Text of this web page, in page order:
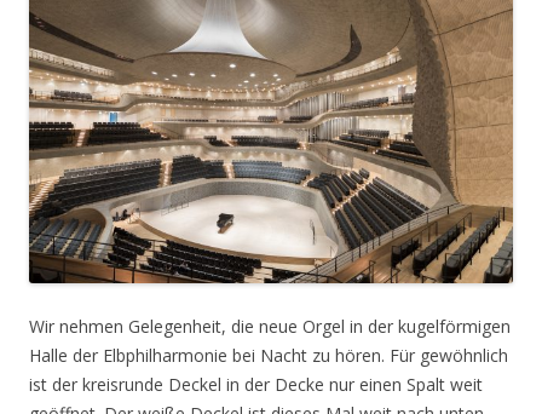
Wir nehmen Gelegenheit, die neue Orgel in der kugelförmigen
Halle der Elbphilharmonie bei Nacht zu hören. Für gewöhnlich
ist der kreisrunde Deckel in der Decke nur einen Spalt weit